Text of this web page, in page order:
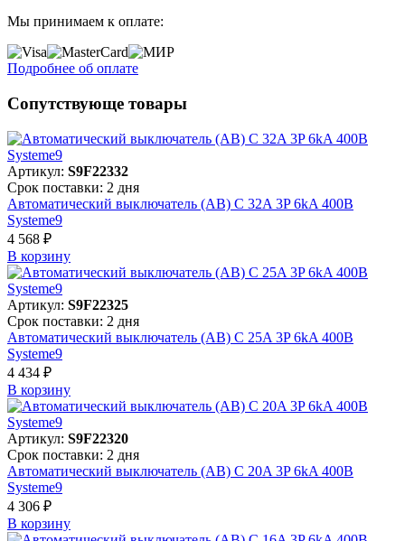
Мы принимаем к оплате:
Подробнее об оплате
Сопутствующе товары
Артикул: S9F22332
Срок поставки: 2 дня
Автоматический выключатель (АВ) C 32A 3P 6kA 400В
Systeme9
4 568 ₽
В корзинy
Артикул: S9F22325
Срок поставки: 2 дня
Автоматический выключатель (АВ) C 25A 3P 6kA 400В
Systeme9
4 434 ₽
В корзинy
Артикул: S9F22320
Срок поставки: 2 дня
Автоматический выключатель (АВ) C 20A 3P 6kA 400В
Systeme9
4 306 ₽
В корзинy